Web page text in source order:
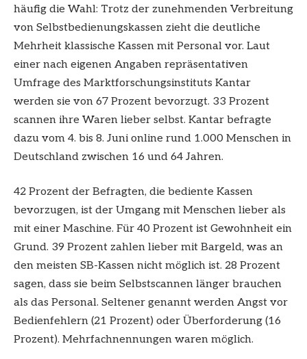
häufig die Wahl: Trotz der zunehmenden Verbreitung
von Selbstbedienungskassen zieht die deutliche
Mehrheit klassische Kassen mit Personal vor. Laut
einer nach eigenen Angaben repräsentativen
Umfrage des Marktforschungsinstituts Kantar
werden sie von 67 Prozent bevorzugt. 33 Prozent
scannen ihre Waren lieber selbst. Kantar befragte
dazu vom 4. bis 8. Juni online rund 1.000 Menschen in
Deutschland zwischen 16 und 64 Jahren.
42 Prozent der Befragten, die bediente Kassen
bevorzugen, ist der Umgang mit Menschen lieber als
mit einer Maschine. Für 40 Prozent ist Gewohnheit ein
Grund. 39 Prozent zahlen lieber mit Bargeld, was an
den meisten SB-Kassen nicht möglich ist. 28 Prozent
sagen, dass sie beim Selbstscannen länger brauchen
als das Personal. Seltener genannt werden Angst vor
Bedienfehlern (21 Prozent) oder Überforderung (16
Prozent). Mehrfachnennungen waren möglich.